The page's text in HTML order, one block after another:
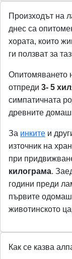
Произходът на
днес са
хората, които
ги ползват за
Опитомяването
отпреди 3- 5
симпатичната
древните
За инките и
източник на
при
килограма.
години преди
първите
животинското
Как се казва